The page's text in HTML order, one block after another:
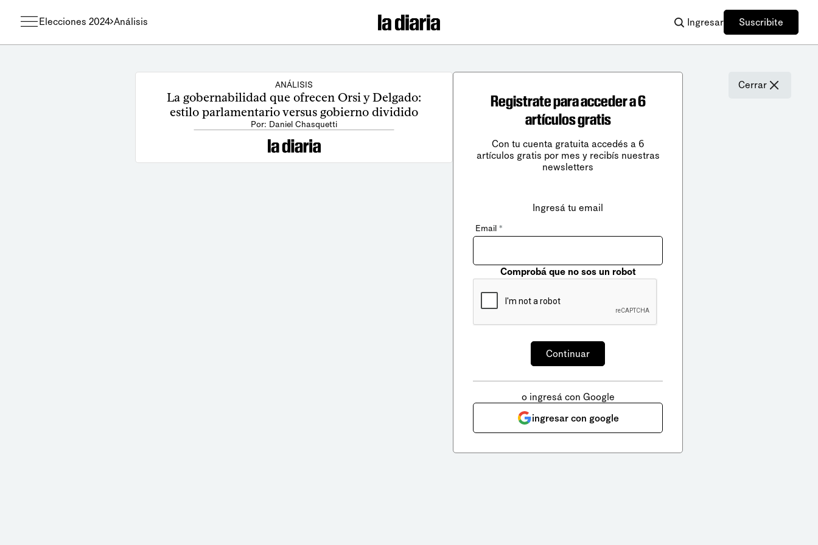
Elecciones 2024 Análisis Ingresar Suscribite
ANÁLISIS
La gobernabilidad que ofrecen Orsi y Delgado:
estilo parlamentario versus gobierno dividido
Por: Daniel Chasquetti
Cerrar
Registrate para acceder a 6
artículos gratis
Con tu cuenta gratuita accedés a 6
artículos gratis por mes y recibís nuestras
newsletters
Ingresá tu email
Email *
Comprobá que no sos un robot
o ingresá con Google
ingresar con google